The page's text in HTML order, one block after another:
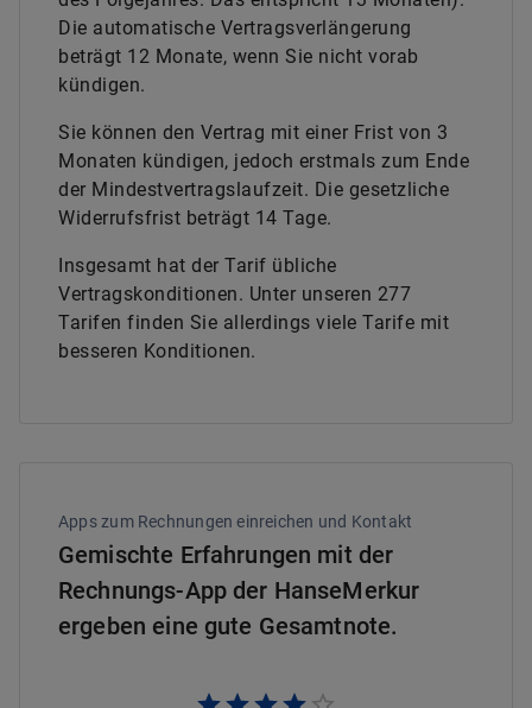
Die automatische Vertragsverlängerung
beträgt 12 Monate, wenn Sie nicht vorab
kündigen.
Sie können den Vertrag mit einer Frist von 3
Monaten kündigen, jedoch erstmals zum Ende
der Mindestvertragslaufzeit. Die gesetzliche
Widerrufsfrist beträgt 14 Tage.
Insgesamt hat der Tarif übliche
Vertragskonditionen. Unter unseren 277
Tarifen finden Sie allerdings viele Tarife mit
besseren Konditionen.
Apps zum Rechnungen einreichen und Kontakt
Gemischte Erfahrungen mit der
Rechnungs-App der HanseMerkur
ergeben eine gute Gesamtnote.